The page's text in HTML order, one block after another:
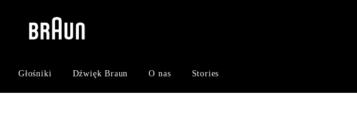
navigation
Głośniki Dźwięk Braun O nas Stories